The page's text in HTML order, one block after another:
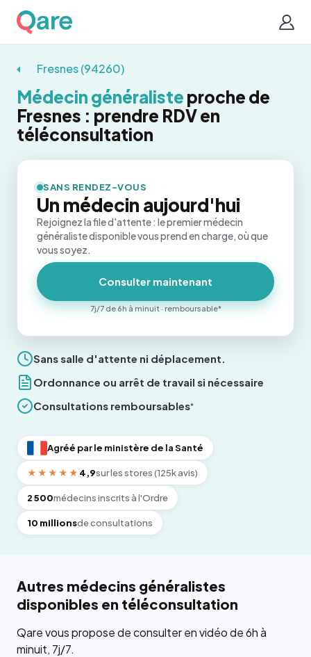
Fresnes (94260)
Médecin généraliste proche de
Fresnes : prendre RDV en
téléconsultation
Sans salle d'attente ni déplacement.
Ordonnance ou arrêt de travail si nécessaire
Consultations remboursables*
Agréé par le ministère de la Santé
★★★★★ 4,9sur les stores (125k avis)
2 500médecins inscrits à l'Ordre
10 millionsde consultations
SANS RENDEZ-VOUS
Un médecin aujourd'hui
Rejoignez la file d'attente : le premier médecin
généraliste disponible vous prend en charge, où que
vous soyez.
Consulter maintenant
7j/7 de 6h à minuit · remboursable*
Autres médecins généralistes
disponibles en téléconsultation
Qare vous propose de consulter en vidéo de 6h à
minuit, 7j/7.